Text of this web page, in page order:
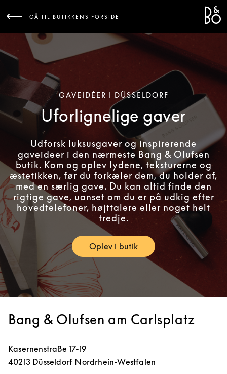
GÅ TIL BUTIKKENS FORSIDE
GAVEIDÉER I DÜSSELDORF
Uforlignelige gaver
Udforsk luksusgaver og inspirerende
gaveideer i den nærmeste Bang & Olufsen
butik. Kom og oplev lydene, teksturerne og
æstetikken, før du forkæler dem, du holder af,
med en særlig gave. Du kan altid finde den
rigtige gave, uanset om du er på udkig efter
hovedtelefoner, højttalere eller noget helt
tredje.
Oplev i butikLink Opens in New Tab
Bang & Olufsen am Carlsplatz
Kasernenstraße 17-19
40213 Düsseldorf Nordrhein-Westfalen